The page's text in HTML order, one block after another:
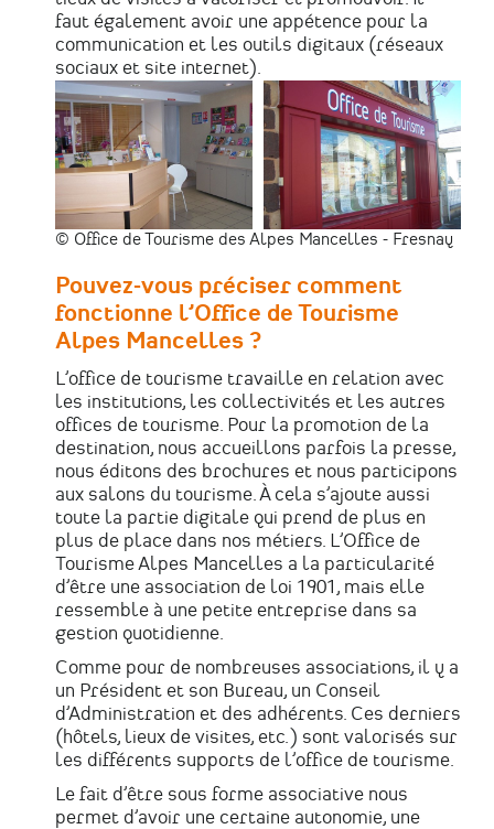
faut également avoir une appétence pour la
communication et les outils digitaux (réseaux
sociaux et site internet).
© Office de Tourisme des Alpes Mancelles - Fresnay
Pouvez-vous préciser comment
fonctionne l’Office de Tourisme
Alpes Mancelles ?
L’office de tourisme travaille en relation avec
les institutions, les collectivités et les autres
offices de tourisme. Pour la promotion de la
destination, nous accueillons parfois la presse,
nous éditons des brochures et nous participons
aux salons du tourisme. À cela s’ajoute aussi
toute la partie digitale qui prend de plus en
plus de place dans nos métiers. L’Office de
Tourisme Alpes Mancelles a la particularité
d’être une association de loi 1901, mais elle
ressemble à une petite entreprise dans sa
gestion quotidienne.
Comme pour de nombreuses associations, il y a
un Président et son Bureau, un Conseil
d’Administration et des adhérents. Ces derniers
(hôtels, lieux de visites, etc.) sont valorisés sur
les différents supports de l’office de tourisme.
Le fait d’être sous forme associative nous
permet d’avoir une certaine autonomie, une